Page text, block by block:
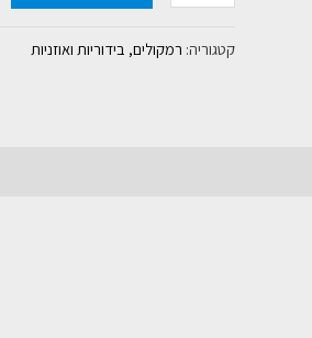
אוזניות
קטגוריה: רמקולים, בידוריות ואוזניות